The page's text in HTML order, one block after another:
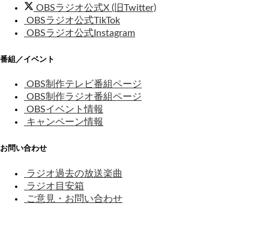
OBSラジオ公式X (旧Twitter)
OBSラジオ公式TikTok
OBSラジオ公式Instagram
番組／イベント
OBS制作テレビ番組ページ
OBS制作ラジオ番組ページ
OBSイベント情報
キャンペーン情報
お問い合わせ
ラジオ過去の放送楽曲
ラジオ目安箱
ご意見・お問い合わせ